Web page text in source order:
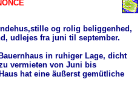
og rolig beliggenhed,
udlejes fra juni til september.
in ruhiger Lage, dicht
vermieten von Juni bis
hat eine äußerst gemütliche